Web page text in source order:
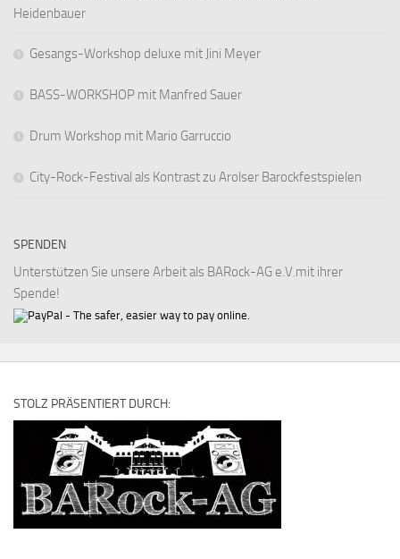
Heidenbauer
Gesangs-Workshop deluxe mit Jini Meyer
BASS-WORKSHOP mit Manfred Sauer
Drum Workshop mit Mario Garruccio
City-Rock-Festival als Kontrast zu Arolser Barockfestspielen
SPENDEN
Unterstützen Sie unsere Arbeit als BARock-AG e.V.mit ihrer
Spende!
STOLZ PRÄSENTIERT DURCH: